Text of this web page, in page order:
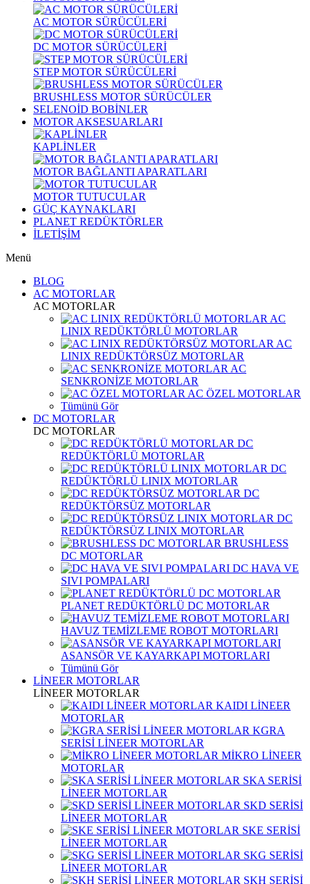
AC MOTOR SÜRÜCÜLERİ
DC MOTOR SÜRÜCÜLERİ
STEP MOTOR SÜRÜCÜLERİ
BRUSHLESS MOTOR SÜRÜCÜLER
SELENOİD BOBİNLER
MOTOR AKSESUARLARI
KAPLİNLER
MOTOR BAĞLANTI APARATLARI
MOTOR TUTUCULAR
GÜÇ KAYNAKLARI
PLANET REDÜKTÖRLER
İLETİŞİM
Menü
BLOG
AC MOTORLAR
AC MOTORLAR
AC
LINIX REDÜKTÖRLÜ MOTORLAR
AC
LINIX REDÜKTÖRSÜZ MOTORLAR
AC
SENKRONİZE MOTORLAR
AC ÖZEL MOTORLAR
Tümünü Gör
DC MOTORLAR
DC MOTORLAR
DC
REDÜKTÖRLÜ MOTORLAR
DC
REDÜKTÖRLÜ LINIX MOTORLAR
DC
REDÜKTÖRSÜZ MOTORLAR
DC
REDÜKTÖRSÜZ LINIX MOTORLAR
BRUSHLESS
DC MOTORLAR
DC HAVA VE
SIVI POMPALARI
PLANET REDÜKTÖRLÜ DC MOTORLAR
HAVUZ TEMİZLEME ROBOT MOTORLARI
ASANSÖR VE KAYARKAPI MOTORLARI
Tümünü Gör
LİNEER MOTORLAR
LİNEER MOTORLAR
KAIDI LİNEER
MOTORLAR
KGRA
SERİSİ LİNEER MOTORLAR
MİKRO LİNEER
MOTORLAR
SKA SERİSİ
LİNEER MOTORLAR
SKD SERİSİ
LİNEER MOTORLAR
SKE SERİSİ
LİNEER MOTORLAR
SKG SERİSİ
LİNEER MOTORLAR
SKH SERİSİ